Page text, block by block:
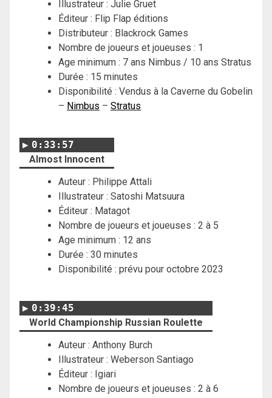
Illustrateur : Julie Gruet
Éditeur : Flip Flap éditions
Distributeur : Blackrock Games
Nombre de joueurs et joueuses : 1
Age minimum : 7 ans Nimbus / 10 ans Stratus
Durée : 15 minutes
Disponibilité : Vendus à la Caverne du Gobelin
– Nimbus – Stratus
0:33:57
Almost Innocent
Auteur : Philippe Attali
Illustrateur : Satoshi Matsuura
Éditeur : Matagot
Nombre de joueurs et joueuses : 2 à 5
Age minimum : 12 ans
Durée : 30 minutes
Disponibilité : prévu pour octobre 2023
0:39:45
World Championship Russian Roulette
Auteur : Anthony Burch
Illustrateur : Weberson Santiago
Éditeur : Igiari
Nombre de joueurs et joueuses : 2 à 6